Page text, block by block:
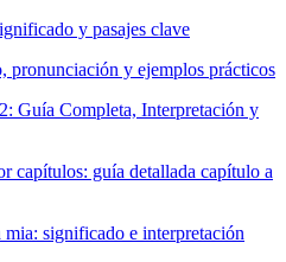
y pasajes clave
pronunciación y ejemplos prácticos
Guía Completa, Interpretación y
capítulos: guía detallada capítulo a
significado e interpretación